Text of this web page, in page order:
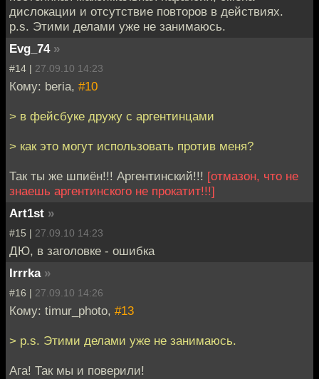
дислокации и отсутствие повторов в действиях.
p.s. Этими делами уже не занимаюсь.
Evg_74 »
#14 | 27.09.10 14:23
Кому: beria, #10
> в фейсбуке дружу с аргентинцами
> как это могут использовать против меня?
Так ты же шпиён!!! Аргентинский!!! [отмазон, что не
знаешь аргентинского не прокатит!!!]
Art1st »
#15 | 27.09.10 14:23
ДЮ, в заголовке - ошибка
Irrrka »
#16 | 27.09.10 14:26
Кому: timur_photo, #13
> p.s. Этими делами уже не занимаюсь.
Ага! Так мы и поверили!